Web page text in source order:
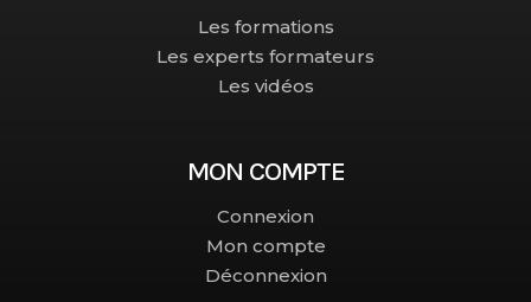
Les formations
Les experts formateurs
Les vidéos
MON COMPTE
Connexion
Mon compte
Déconnexion